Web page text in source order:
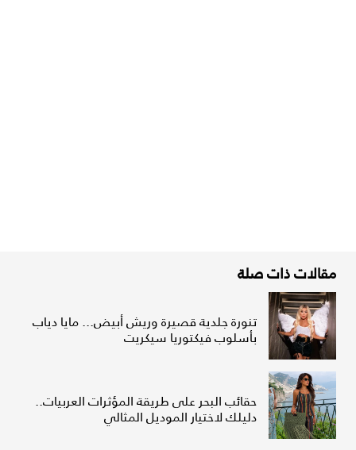
مقالات ذات صلة
تنورة جلدية قصيرة وريش أبيض... مايا دياب
بأسلوب فيكتوريا سيكريت
حقائب البحر على طريقة المؤثرات العربيات..
دليلك لاختيار الموديل المثالي